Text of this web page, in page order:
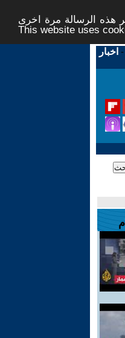
هذه الرسالة مرة اخرى -
This website uses
- اخبار